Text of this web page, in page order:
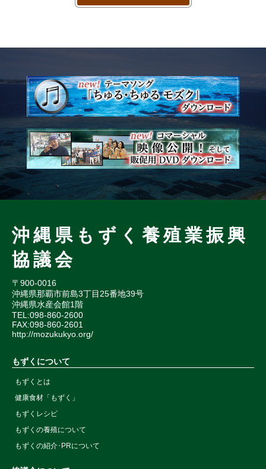
沖縄県もずく養殖業振興
協議会
〒900-0016
沖縄県那覇市前島3丁目25番地39号
沖縄県水産会館1階
TEL:098-860-2600
FAX:098-860-2601
http://mozukukyo.org/
もずくについて
もずくとは
健康食材「もずく」
もずくレシピ
もずくの養殖について
もずくの紹介･PRについて